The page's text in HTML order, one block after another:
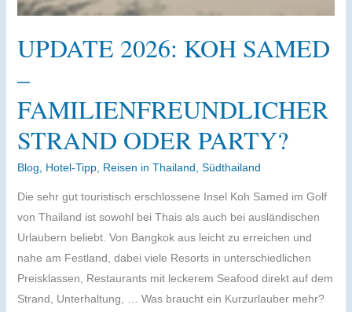
UPDATE 2026: KOH SAMED
–
FAMILIENFREUNDLICHER
STRAND ODER PARTY?
Blog Hotel-Tipp, Reisen in Thailand Südthailand
Die sehr gut touristisch erschlossene Insel Koh Samed im Golf
von Thailand ist sowohl bei Thais als auch bei ausländischen
Urlaubern beliebt. Von Bangkok aus leicht zu erreichen und
nahe am Festland, dabei viele Resorts in unterschiedlichen
Preisklassen, Restaurants mit leckerem Seafood direkt auf dem
Strand, Unterhaltung, … Was braucht ein Kurzurlauber mehr?